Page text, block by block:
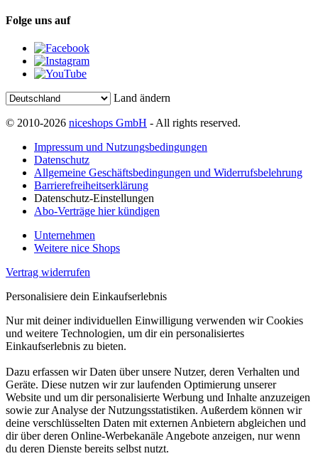
Folge uns auf
Land ändern
© 2010-2026 niceshops GmbH - All rights reserved.
Impressum und Nutzungsbedingungen
Datenschutz
Allgemeine Geschäftsbedingungen und Widerrufsbelehrung
Barrierefreiheitserklärung
Datenschutz-Einstellungen
Abo-Verträge hier kündigen
Unternehmen
Weitere nice Shops
Vertrag widerrufen
Personalisiere dein Einkaufserlebnis
Nur mit deiner individuellen Einwilligung verwenden wir Cookies
und weitere Technologien, um dir ein personalisiertes
Einkaufserlebnis zu bieten.
Dazu erfassen wir Daten über unsere Nutzer, deren Verhalten und
Geräte. Diese nutzen wir zur laufenden Optimierung unserer
Website und um dir personalisierte Werbung und Inhalte anzuzeigen
sowie zur Analyse der Nutzungsstatistiken. Außerdem können wir
deine verschlüsselten Daten mit externen Anbietern abgleichen und
dir über deren Online-Werbekanäle Angebote anzeigen, nur wenn
du deren Dienste bereits selbst nutzt.